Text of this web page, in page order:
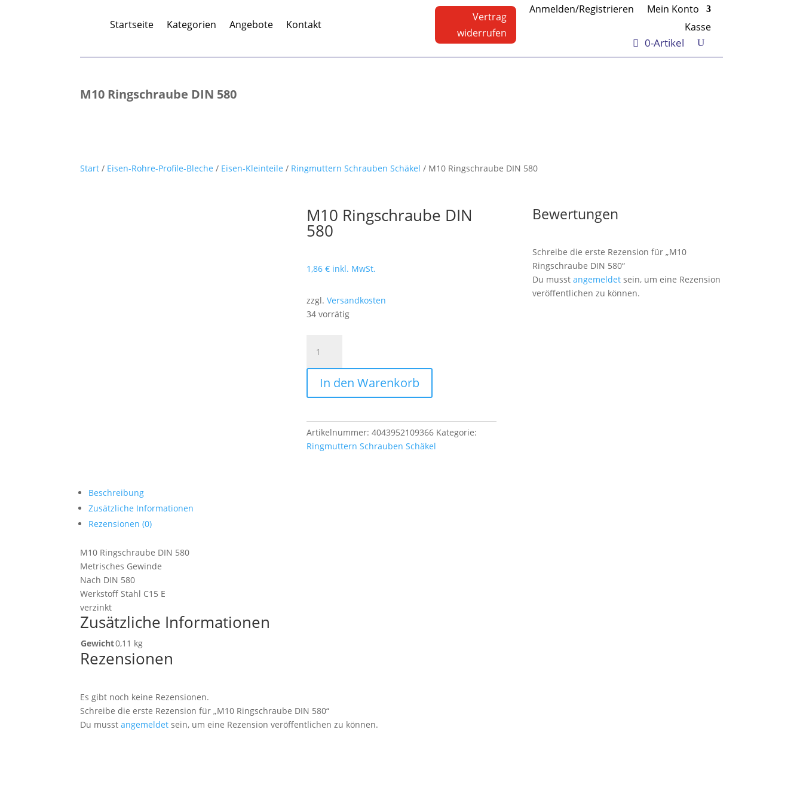
Startseite Kategorien Angebote Kontakt
Vertrag
widerrufen
Anmelden/Registrieren
Mein Konto
Kasse
0-Artikel
M10 Ringschraube DIN 580
Start / Eisen-Rohre-Profile-Bleche / Eisen-Kleinteile / Ringmuttern Schrauben Schäkel / M10 Ringschraube DIN 580
M10 Ringschraube DIN
580
1,86 € inkl. MwSt.
zzgl. Versandkosten
34 vorrätig
Ringschraube
DIN
Menge
In den Warenkorb
Artikelnummer: 4043952109366 Kategorie:
Ringmuttern Schrauben Schäkel
Bewertungen
Schreibe die erste Rezension für „M10
Ringschraube DIN 580“
Du musst angemeldetsein, um eine Rezension
veröffentlichen zu können.
Beschreibung
Zusätzliche Informationen
Rezensionen (0)
M10 Ringschraube DIN 580
Metrisches Gewinde
Nach DIN 580
Werkstoff Stahl C15 E
verzinkt
Zusätzliche Informationen
Gewicht0,11 kg
Rezensionen
Es gibt noch keine Rezensionen.
Schreibe die erste Rezension für „M10 Ringschraube DIN 580“
Du musstangemeldet sein, um eine Rezension veröffentlichen zu können.